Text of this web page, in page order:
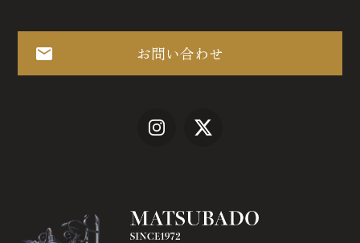
お問い合わせ